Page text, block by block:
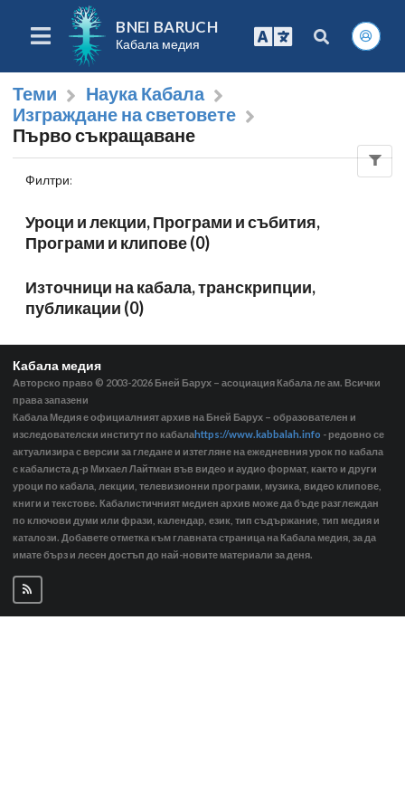
BNEI BARUCH
Кабала медия
Теми
Наука Кабала
Изграждане на световете
Първо съкращаване
Филтри:
Уроци и лекции, Програми и събития,
Програми и клипове (0)
Източници на кабала, транскрипции,
публикации (0)
Кабала медия
Авторско право © 2003-2026 Бней Барух – асоциация Кабала ле ам. Всички
права запазени
Кабала Медия е официалният архив на Бней Барух – образователен и
изследователски институт по кабалаhttps://www.kabbalah.info - редовно се
актуализира с версии за гледане и изтегляне на ежедневния урок по кабала
с кабалиста д-р Михаел Лайтман във видео и аудио формат, както и други
уроци по кабала, лекции, телевизионни програми, музика, видео клипове,
книги и текстове. Кабалистичният медиен архив може да бъде разглеждан
по ключови думи или фрази, календар, език, тип съдържание, тип медия и
каталози. Добавете отметка към главната страница на Кабала медия, за да
имате бърз и лесен достъп до най-новите материали за деня.